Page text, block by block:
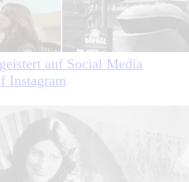
auf Social Media
Instagram